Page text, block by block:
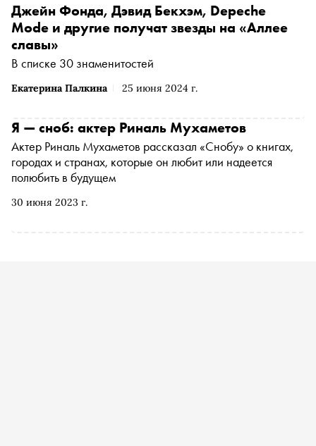
Екатерина Палкина 25 июня 2024 г.
Джейн Фонда, Дэвид Бекхэм, Depeche
Mode и другие получат звезды на «Аллее
славы»
В списке 30 знаменитостей
30 июня 2023 г.
Я — сноб: актер Риналь Мухаметов
Актер Риналь Мухаметов рассказал «Снобу» о книгах,
городах и странах, которые он любит или надеется
полюбить в будущем